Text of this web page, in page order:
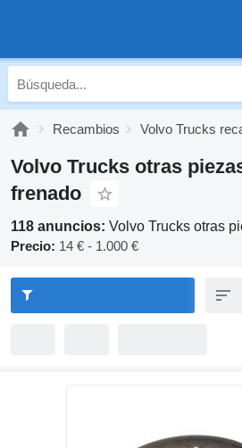
Recambios Volvo Trucks
Volvo Trucks otras
frenado
118 anuncios: Volvo Trucks otras
Precio: 14 € - 1.000 €